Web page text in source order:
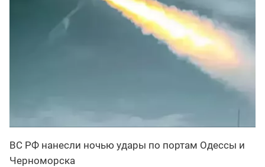
ВС РФ нанесли ночью удары по портам Одессы и
Черноморска